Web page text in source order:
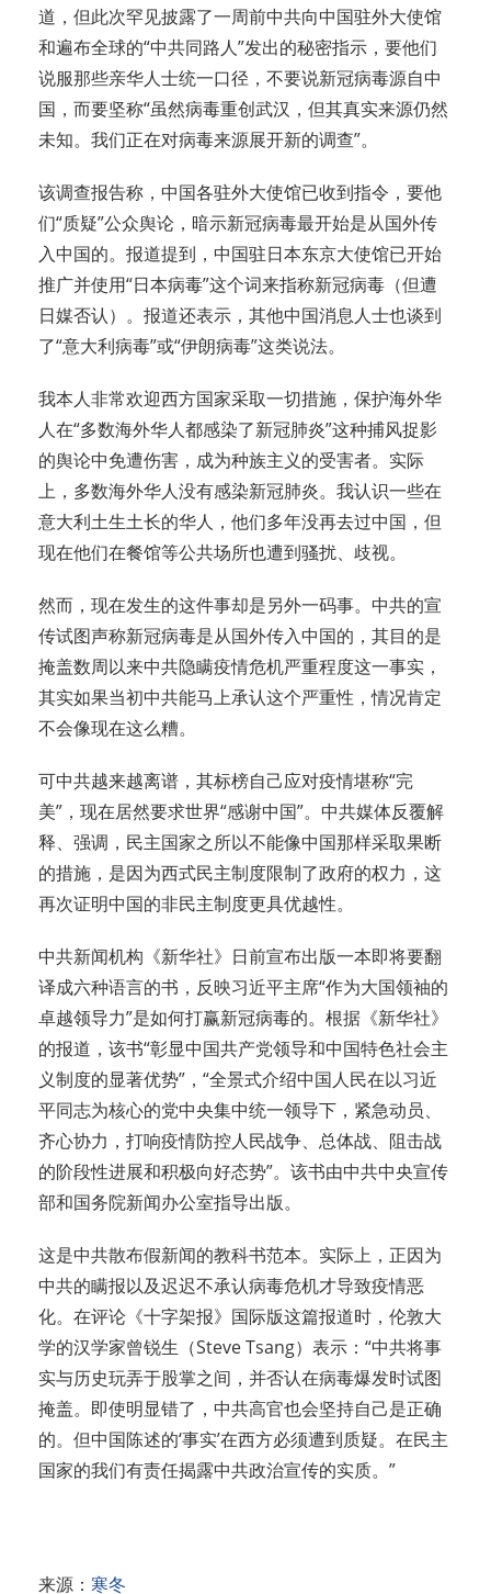
道，但此次罕见披露了一周前中共向中国驻外大使馆
和遍布全球的“中共同路人”发出的秘密指示，要他们
说服那些亲华人士统一口径，不要说新冠病毒源自中
国，而要坚称“虽然病毒重创武汉，但其真实来源仍然
未知。我们正在对病毒来源展开新的调查”。
该调查报告称，中国各驻外大使馆已收到指令，要他
们“质疑”公众舆论，暗示新冠病毒最开始是从国外传
入中国的。报道提到，中国驻日本东京大使馆已开始
推广并使用“日本病毒”这个词来指称新冠病毒（但遭
日媒否认）。报道还表示，其他中国消息人士也谈到
了“意大利病毒”或“伊朗病毒”这类说法。
我本人非常欢迎西方国家采取一切措施，保护海外华
人在“多数海外华人都感染了新冠肺炎”这种捕风捉影
的舆论中免遭伤害，成为种族主义的受害者。实际
上，多数海外华人没有感染新冠肺炎。我认识一些在
意大利土生土长的华人，他们多年没再去过中国，但
现在他们在餐馆等公共场所也遭到骚扰、歧视。
然而，现在发生的这件事却是另外一码事。中共的宣
传试图声称新冠病毒是从国外传入中国的，其目的是
掩盖数周以来中共隐瞒疫情危机严重程度这一事实，
其实如果当初中共能马上承认这个严重性，情况肯定
不会像现在这么糟。
可中共越来越离谱，其标榜自己应对疫情堪称“完
美”，现在居然要求世界“感谢中国”。中共媒体反覆解
释、强调，民主国家之所以不能像中国那样采取果断
的措施，是因为西式民主制度限制了政府的权力，这
再次证明中国的非民主制度更具优越性。
中共新闻机构《新华社》日前宣布出版一本即将要翻
译成六种语言的书，反映习近平主席“作为大国领袖的
卓越领导力”是如何打赢新冠病毒的。根据《新华社》
的报道，该书“彰显中国共产党领导和中国特色社会主
义制度的显著优势”，“全景式介绍中国人民在以习近
平同志为核心的党中央集中统一领导下，紧急动员、
齐心协力，打响疫情防控人民战争、总体战、阻击战
的阶段性进展和积极向好态势”。该书由中共中央宣传
部和国务院新闻办公室指导出版。
这是中共散布假新闻的教科书范本。实际上，正因为
中共的瞒报以及迟迟不承认病毒危机才导致疫情恶
化。在评论《十字架报》国际版这篇报道时，伦敦大
学的汉学家曾锐生（Steve Tsang）表示：“中共将事
实与历史玩弄于股掌之间，并否认在病毒爆发时试图
掩盖。即使明显错了，中共高官也会坚持自己是正确
的。但中国陈述的‘事实’在西方必须遭到质疑。在民主
国家的我们有责任揭露中共政治宣传的实质。”
来源： 寒冬